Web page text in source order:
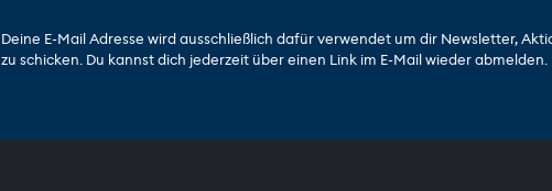
Deine E-Mail Adresse wird ausschließlich dafür verwendet um dir Newsletter,
zu schicken. Du kannst dich jederzeit über einen Link im E-Mail wieder abmelden.